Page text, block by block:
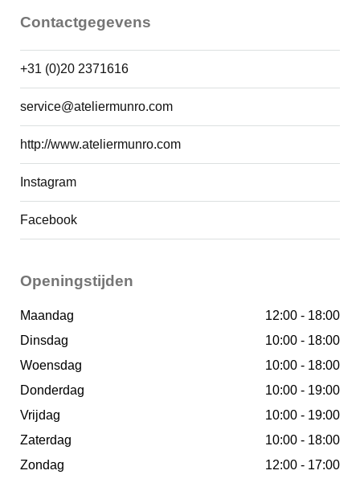
Contactgegevens
+31 (0)20 2371616
service@ateliermunro.com
http://www.ateliermunro.com
Instagram
Facebook
Openingstijden
Maandag
12:00 - 18:00
Dinsdag
10:00 - 18:00
Woensdag
10:00 - 18:00
Donderdag
10:00 - 19:00
Vrijdag
10:00 - 19:00
Zaterdag
10:00 - 18:00
Zondag
12:00 - 17:00
diner kun je terecht hier terecht. De straat
hoogstaande service, zoals je deze bijna nergens
meer ziet. Een levendige straat waar de internationale
buurt zijn dagelijkse boodschappen doet, maar die ook
in steeds meer stedengidsen wordt getipt als een fijn
en veilig alternatief voor het steeds drukker wordende
centrum van Amsterdam.
Winkels